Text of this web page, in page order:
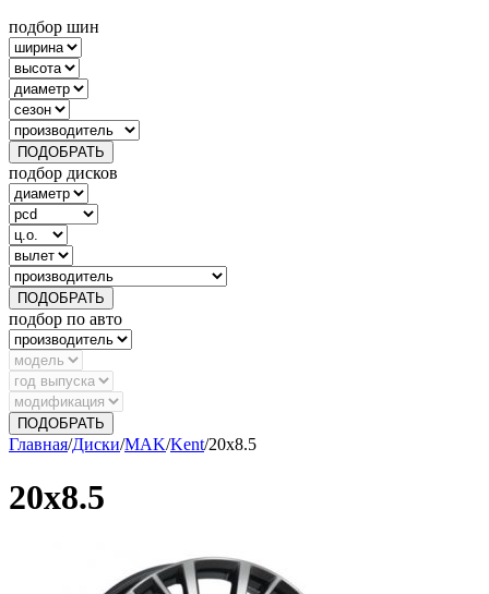
подбор шин
ПОДОБРАТЬ
подбор дисков
ПОДОБРАТЬ
подбор по авто
ПОДОБРАТЬ
Главная/Диски/MAK/Kent/20х8.5
20х8.5